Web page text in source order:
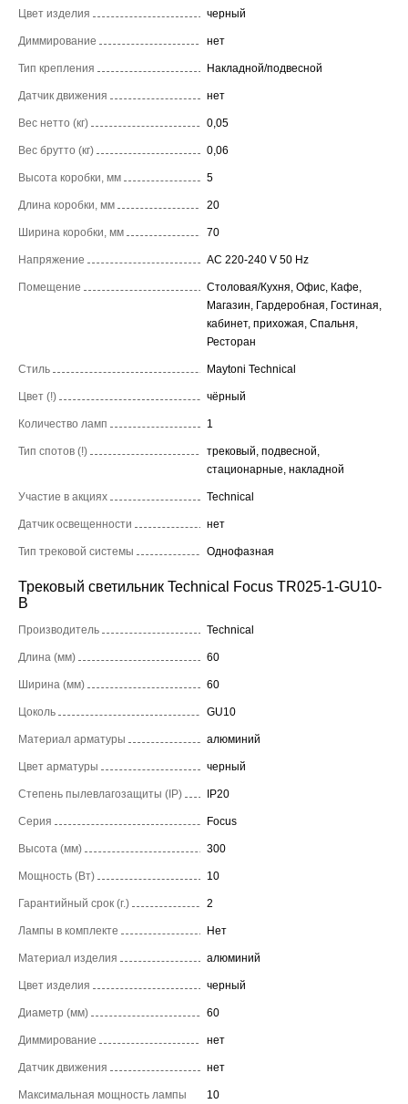
Цвет изделия черный
Диммирование нет
Тип крепления Накладной/подвесной
Датчик движения нет
Вес нетто (кг) 0,05
Вес брутто (кг) 0,06
Высота коробки, мм 5
Длина коробки, мм 20
Ширина коробки, мм 70
Напряжение AC 220-240 V 50 Hz
Помещение
Столовая/Кухня, Офис, Кафе,
Магазин, Гардеробная, Гостиная,
кабинет, прихожая, Спальня,
Ресторан
Стиль Maytoni Technical
Цвет (!) чёрный
Количество ламп 1
Тип спотов (!)
трековый, подвесной,
стационарные, накладной
Участие в акциях Technical
Датчик освещенности нет
Тип трековой системы Однофазная
Трековый светильник Technical Focus TR025-1-GU10-
B
Производитель Technical
Длина (мм) 60
Ширина (мм) 60
Цоколь GU10
Материал арматуры алюминий
Цвет арматуры черный
Степень пылевлагозащиты (IP) IP20
Серия Focus
Высота (мм) 300
Мощность (Вт) 10
Гарантийный срок (г.) 2
Лампы в комплекте Нет
Материал изделия алюминий
Цвет изделия черный
Диаметр (мм) 60
Диммирование нет
Датчик движения нет
Максимальная мощность лампы
10